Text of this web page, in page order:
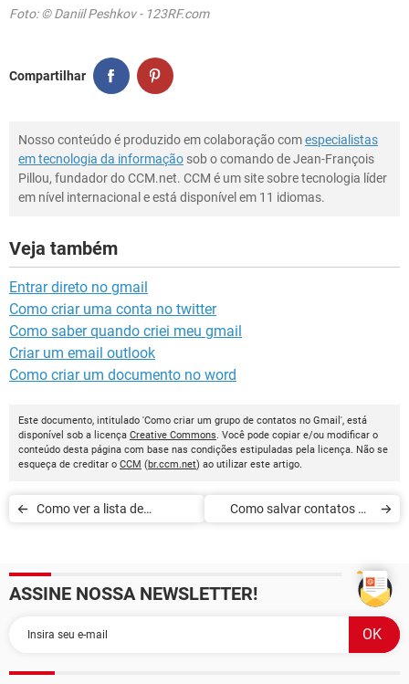
Foto: © Daniil Peshkov - 123RF.com
Compartilhar
Nosso conteúdo é produzido em colaboração comespecialistas
em tecnologia da informação sob o comando de Jean-François
Pillou, fundador do CCM.net. CCM é um site sobre tecnologia líder
em nível internacional e está disponível em 11 idiomas.
Veja também
Entrar direto no gmail
Como criar uma conta no twitter
Como saber quando criei meu gmail
Criar um email outlook
Como criar um documento no word
Este documento, intitulado 'Como criar um grupo de contatos no Gmail', está
disponível sob a licença Creative Commons. Você pode copiar e/ou modificar o
conteúdo desta página com base nas condições estipuladas pela licença. Não se
esqueça de creditar o CCM (br.ccm.net) ao utilizar este artigo.
Como ver a lista de
Como salvar contatos no
ASSINE NOSSA NEWSLETTER!